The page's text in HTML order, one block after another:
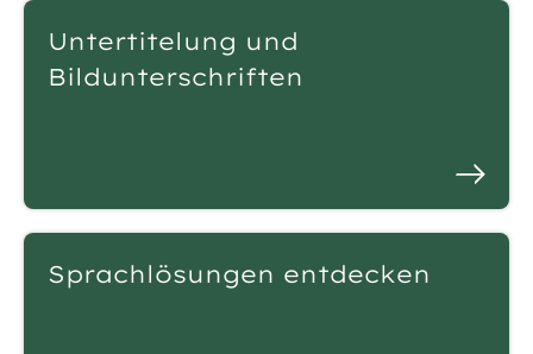
Untertitelung und
Bildunterschriften
Sprachlösungen entdecken